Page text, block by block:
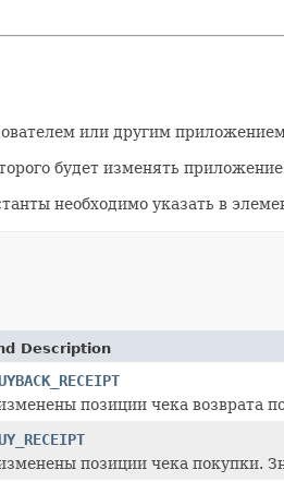
или другим
будет изменять
необходимо указать в
Description
позиции чека возврата
позиции чека покупки.